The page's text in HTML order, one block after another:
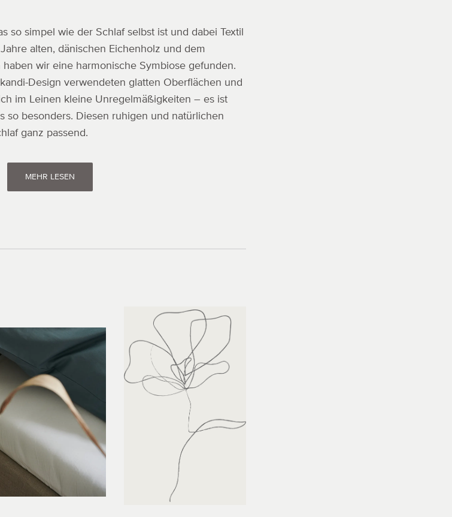
so simpel wie der Schlaf selbst ist und dabei Textil
alten, dänischen Eichenholz und dem
wir eine harmonische Symbiose gefunden.
Design verwendeten glatten Oberflächen und
im Leinen kleine Unregelmäßigkeiten – es ist
so besonders. Diesen ruhigen und natürlichen
ganz passend.
MEHR LESEN